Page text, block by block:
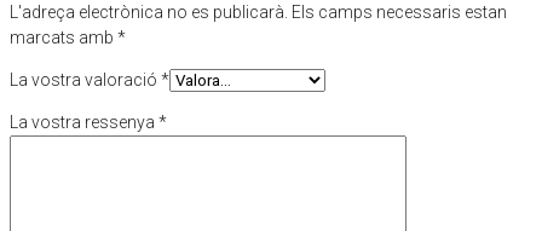
L'adreça electrònica no es publicarà. Els camps necessaris estan
marcats amb *
La vostra valoració *
La vostra ressenya *